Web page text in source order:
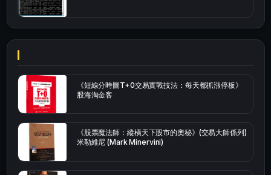
《短線分時圖T+0交易實戰技法：每天都抓漲停板》
股海淘金客
《股票魔法師：縱橫天下股市的奧秘》(交易大師係列)
米勒維尼 (Mark Minervini)